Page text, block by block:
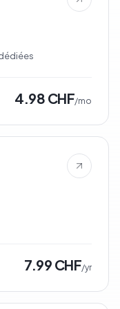
4.98 CHF/mo
7.99 CHF/yr